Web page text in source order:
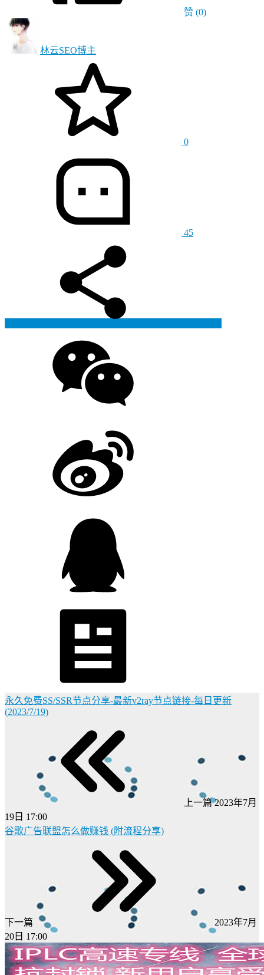
赞 (0)
林云SEO博主
0
45
永久免费SS/SSR节点分享-最新v2ray节点链接-每日更新
(2023/7/19)
上一篇 2023年7月
19日 17:00
谷歌广告联盟怎么做赚钱 (附流程分享)
下一篇
2023年7月
20日 17:00